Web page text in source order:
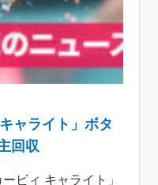
ャライト」ボタ
回収
ビィ キャライト」